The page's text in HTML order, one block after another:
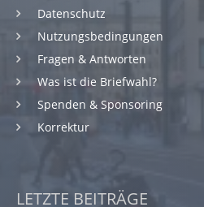
Datenschutz
Nutzungsbedingungen
Fragen & Antworten
Was ist die Briefwahl?
Spenden & Sponsoring
Korrektur
LETZTE BEITRÄGE